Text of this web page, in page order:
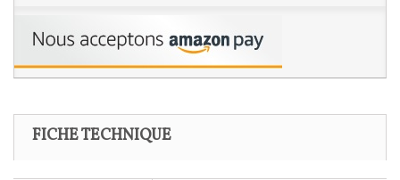
FICHE TECHNIQUE